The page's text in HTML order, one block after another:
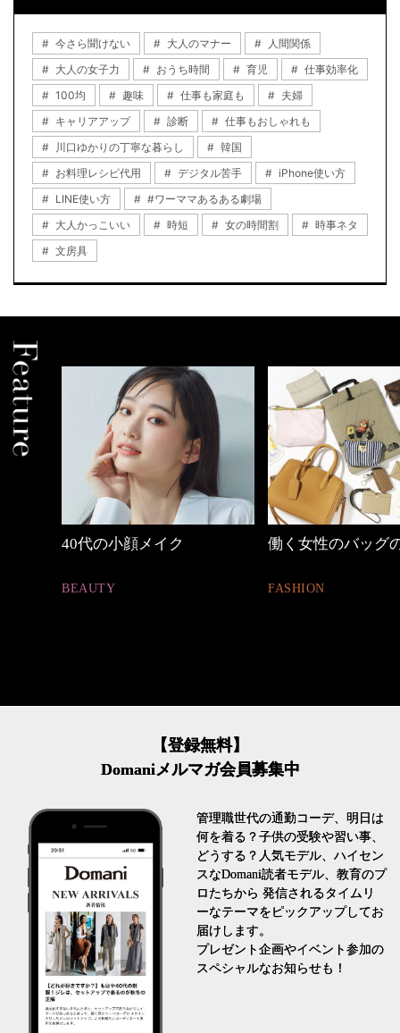
今さら聞けない 大人のマナー
人間関係
大人の女子力
おうち時間 育児
仕事効率化
100均
趣味 仕事も家庭も
夫婦
キャリアアップ
診断
仕事もおしゃれも
川口ゆかりの丁寧な暮らし
韓国
お料理レシピ代用
デジタル苦手
iPhone使い方
LINE使い方
#ワーママあるある劇場
大人かっこいい
時短 女の時間割
時事ネタ
文房具
働く女性のバッグの中身
FASHION
心地よくいられる
【登録無料】
Domaniメルマガ会員募集中
管理職世代の通勤コーデ、明日は
何を着る？子供の受験や習い事、
どうする？人気モデル、ハイセン
スなDomani読者モデル、教育のプ
ロたちから 発信されるタイムリ
ーなテーマをピックアップしてお
届けします。
プレゼント企画やイベント参加の
スペシャルなお知らせも！